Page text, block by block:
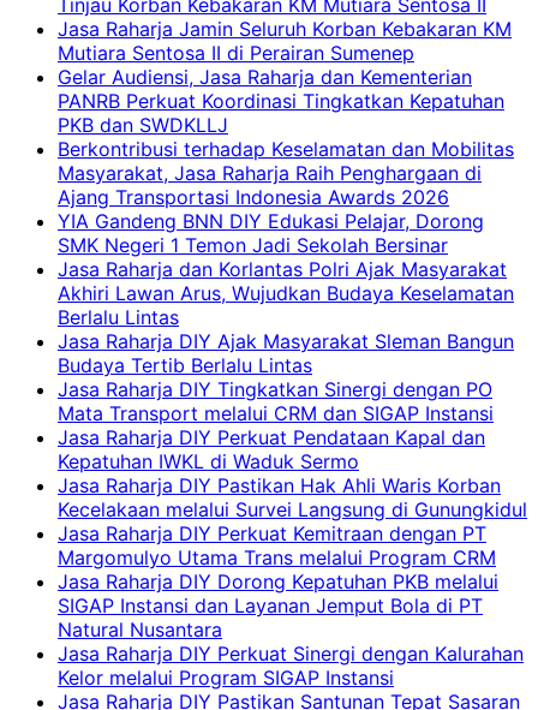
Jasa Raharja Jamin Seluruh Korban Kebakaran KM
Mutiara Sentosa II di Perairan Sumenep
Gelar Audiensi, Jasa Raharja dan Kementerian
PANRB Perkuat Koordinasi Tingkatkan Kepatuhan
PKB dan SWDKLLJ
Berkontribusi terhadap Keselamatan dan Mobilitas
Masyarakat, Jasa Raharja Raih Penghargaan di
Ajang Transportasi Indonesia Awards 2026
YIA Gandeng BNN DIY Edukasi Pelajar, Dorong
SMK Negeri 1 Temon Jadi Sekolah Bersinar
Jasa Raharja dan Korlantas Polri Ajak Masyarakat
Akhiri Lawan Arus, Wujudkan Budaya Keselamatan
Berlalu Lintas
Jasa Raharja DIY Ajak Masyarakat Sleman Bangun
Budaya Tertib Berlalu Lintas
Jasa Raharja DIY Tingkatkan Sinergi dengan PO
Mata Transport melalui CRM dan SIGAP Instansi
Jasa Raharja DIY Perkuat Pendataan Kapal dan
Kepatuhan IWKL di Waduk Sermo
Jasa Raharja DIY Pastikan Hak Ahli Waris Korban
Kecelakaan melalui Survei Langsung di Gunungkidul
Jasa Raharja DIY Perkuat Kemitraan dengan PT
Margomulyo Utama Trans melalui Program CRM
Jasa Raharja DIY Dorong Kepatuhan PKB melalui
SIGAP Instansi dan Layanan Jemput Bola di PT
Natural Nusantara
Jasa Raharja DIY Perkuat Sinergi dengan Kalurahan
Kelor melalui Program SIGAP Instansi
Jasa Raharja DIY Pastikan Santunan Tepat Sasaran